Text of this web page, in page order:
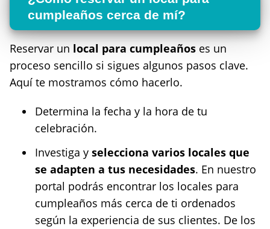
cumpleaños cerca de mí?
Reservar un local para cumpleaños es un
proceso sencillo si sigues algunos pasos clave.
Aquí te mostramos cómo hacerlo.
Determina la fecha y la hora de tu
celebración.
Investiga y selecciona varios locales que
se adapten a tus necesidades. En nuestro
portal podrás encontrar los locales para
cumpleaños más cerca de ti ordenados
según la experiencia de sus clientes. De los